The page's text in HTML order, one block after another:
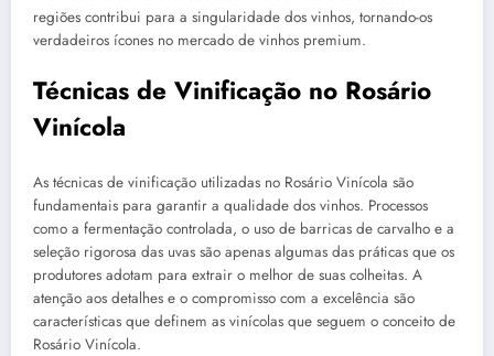
regiões contribui para a singularidade dos vinhos, tornando-os
verdadeiros ícones no mercado de vinhos premium.
Técnicas de Vinificação no Rosário
Vinícola
As técnicas de vinificação utilizadas no Rosário Vinícola são
fundamentais para garantir a qualidade dos vinhos. Processos
como a fermentação controlada, o uso de barricas de carvalho e a
seleção rigorosa das uvas são apenas algumas das práticas que os
produtores adotam para extrair o melhor de suas colheitas. A
atenção aos detalhes e o compromisso com a excelência são
características que definem as vinícolas que seguem o conceito de
Rosário Vinícola.